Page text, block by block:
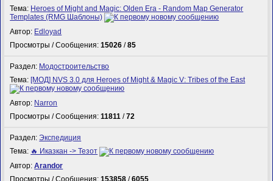
Тема: Heroes of Might and Magic: Olden Era - Random Map Generator
Templates (RMG Шаблоны)
Автор: Edloyad
Просмотры / Сообщения:15026 /85
Раздел: Модостроительство
Тема: [МОД] NVS 3.0 для Heroes of Might & Magic V: Tribes of the East
Автор: Narron
Просмотры / Сообщения:11811 /72
Раздел:Экспедиция
Тема: 🔥 Иказкан -> Тезот
Автор:Arandor